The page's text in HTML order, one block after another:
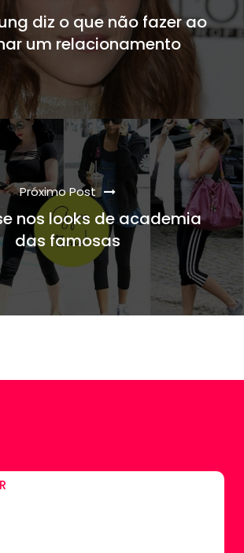
diz o que não fazer ao
um relacionamento
Próximo Post
nos looks de academia
das famosas